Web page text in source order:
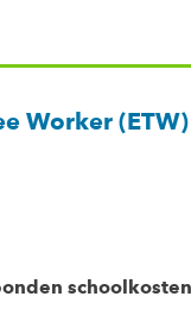
Worker